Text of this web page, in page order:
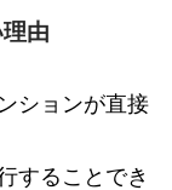
由
ションが直接
することでき